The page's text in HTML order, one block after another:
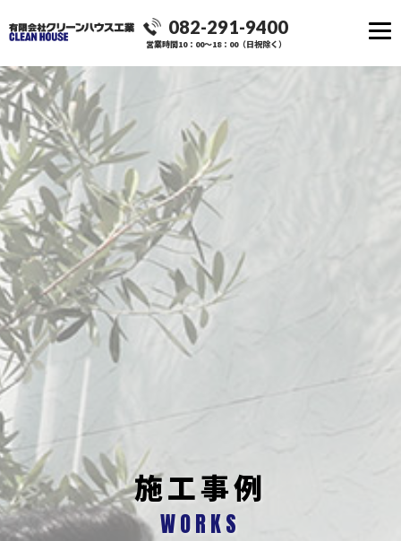
082-291-9400
営業時間10：00～18：00（日祝除く）
施工事例
WORKS